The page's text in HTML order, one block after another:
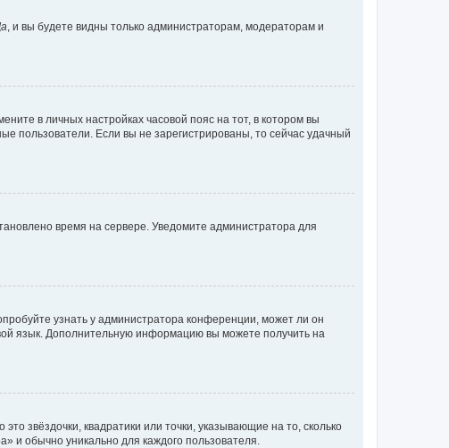
, и вы будете видны только администраторам, модераторам и
в личных настройках часовой пояс на тот, в котором вы
пользователи. Если вы не зарегистрированы, то сейчас удачный
время на сервере. Уведомите администратора для
узнать у администратора конференции, может ли он
язык. Дополнительную информацию вы можете получить на
звёздочки, квадратики или точки, указывающие на то, сколько
и обычно уникально для каждого пользователя.